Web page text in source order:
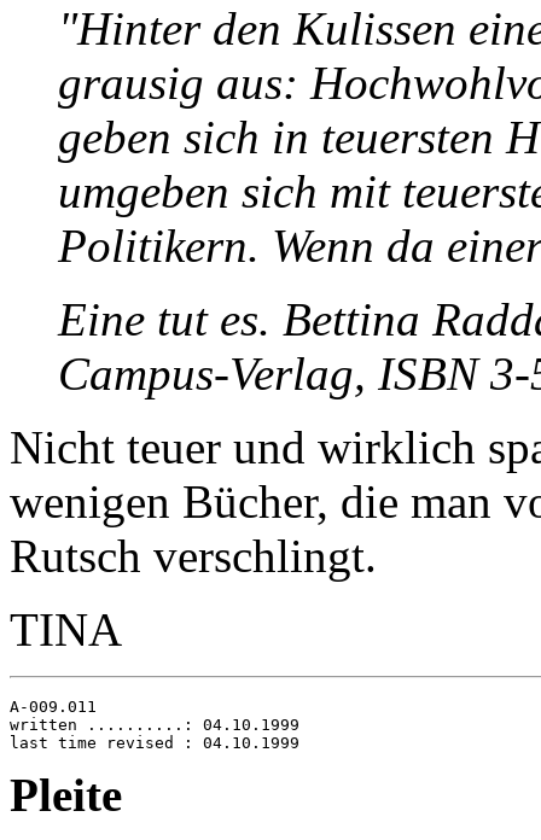
"Hinter den Kulissen
grausig aus:
geben sich in teuersten
umgeben sich mit
Politikern. Wenn da
Eine tut es. Bettina
Campus-Verlag, ISBN
Nicht teuer und wirklich
wenigen Bücher, die man
Rutsch verschlingt.
TINA
A-009.011
written ..........: 04.10.1999
Pleite